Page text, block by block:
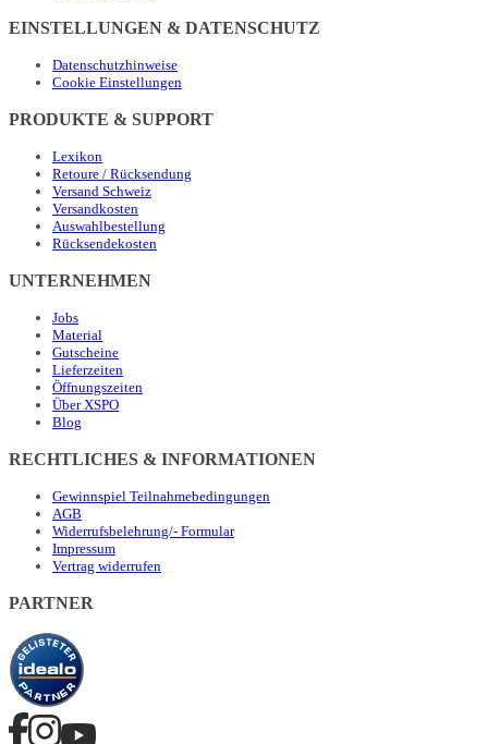
EINSTELLUNGEN & DATENSCHUTZ
Datenschutzhinweise
Cookie Einstellungen
PRODUKTE & SUPPORT
Lexikon
Retoure / Rücksendung
Versand Schweiz
Versandkosten
Auswahlbestellung
Rücksendekosten
UNTERNEHMEN
Jobs
Material
Gutscheine
Lieferzeiten
Öffnungszeiten
Über XSPO
Blog
RECHTLICHES & INFORMATIONEN
Gewinnspiel Teilnahmebedingungen
AGB
Widerrufsbelehrung/- Formular
Impressum
Vertrag widerrufen
PARTNER